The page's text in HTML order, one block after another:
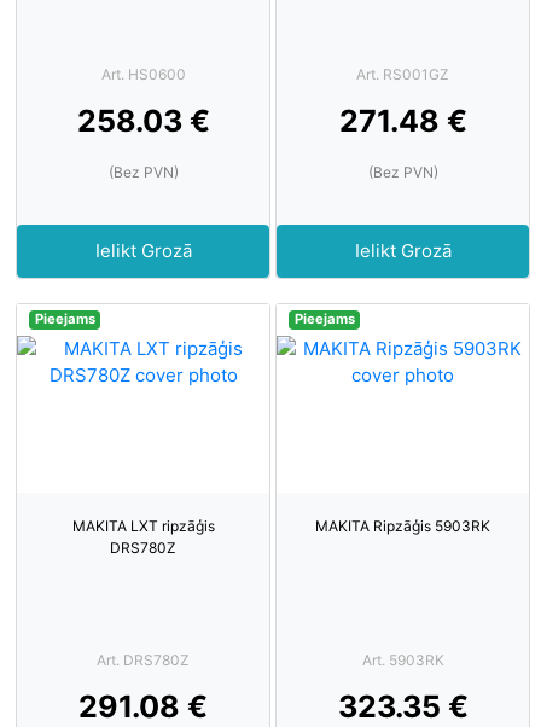
Art. HS0600
258.03 €
(Bez PVN)
Ielikt Grozā
Art. RS001GZ
271.48 €
(Bez PVN)
Ielikt Grozā
Pieejams
MAKITA LXT ripzāģis
DRS780Z
Art. DRS780Z
291.08 €
Pieejams
MAKITA Ripzāģis 5903RK
Art. 5903RK
323.35 €